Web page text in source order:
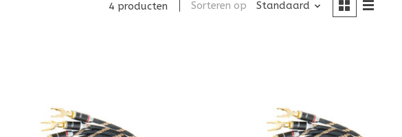
4 producten Sorteren op Standaard